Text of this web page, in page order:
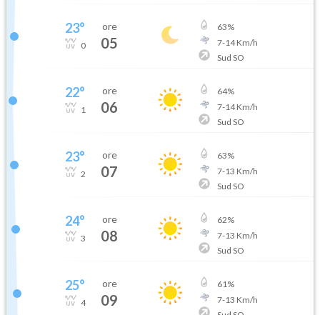
23°
0
ore
05
63%
7-14Km/h
Sud SO
22°
1
ore
06
64%
7-14Km/h
Sud SO
23°
2
ore
07
63%
7-13 Km/h
Sud SO
24°
3
ore
08
62%
7-13 Km/h
Sud SO
25°
4
ore
09
61%
7-13 Km/h